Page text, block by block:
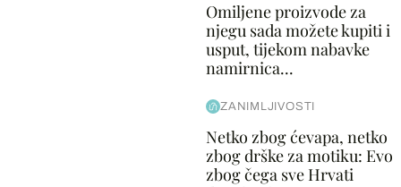
Omiljene proizvode za
njegu sada možete kupiti i
usput, tijekom nabavke
namirnica...
ZANIMLJIVOSTI
Netko zbog ćevapa, netko
zbog drške za motiku: Evo
zbog čega sve Hrvati